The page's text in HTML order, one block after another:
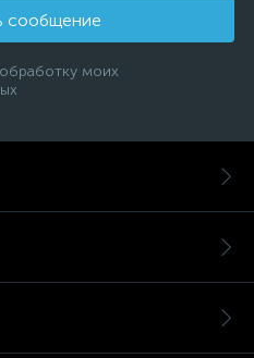
сообщение
моих